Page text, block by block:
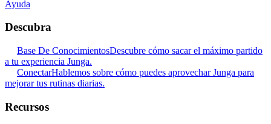
Ayuda
Descubra
Base De ConocimientosDescubre cómo sacar el máximo partido
a tu experiencia Junga.
ConectarHablemos sobre cómo puedes aprovechar Junga para
mejorar tus rutinas diarias.
Recursos